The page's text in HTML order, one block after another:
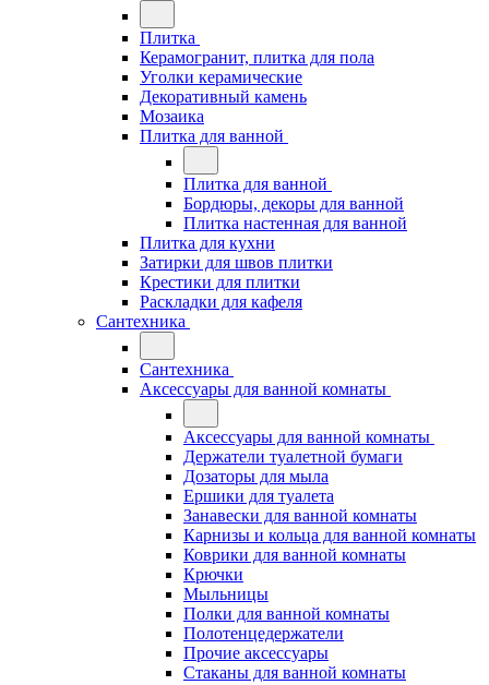
Плитка
Керамогранит, плитка для пола
Уголки керамические
Декоративный камень
Мозаика
Плитка для ванной
Плитка для ванной
Бордюры, декоры для ванной
Плитка настенная для ванной
Плитка для кухни
Затирки для швов плитки
Крестики для плитки
Раскладки для кафеля
Сантехника
Сантехника
Аксессуары для ванной комнаты
Аксессуары для ванной комнаты
Держатели туалетной бумаги
Дозаторы для мыла
Ершики для туалета
Занавески для ванной комнаты
Карнизы и кольца для ванной комнаты
Коврики для ванной комнаты
Крючки
Мыльницы
Полки для ванной комнаты
Полотенцедержатели
Прочие аксессуары
Стаканы для ванной комнаты